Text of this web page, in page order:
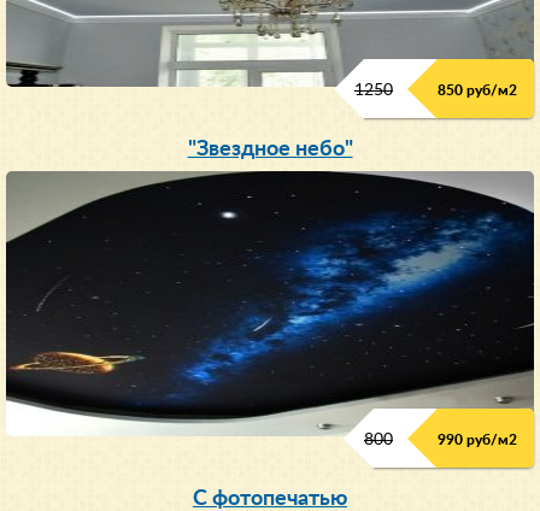
1250 850 руб/м2
"Звездное небо"
800 990 руб/м2
С фотопечатью